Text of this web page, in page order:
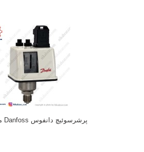
پرشرسوئیچ دانفوس Danfoss مدل BCP1